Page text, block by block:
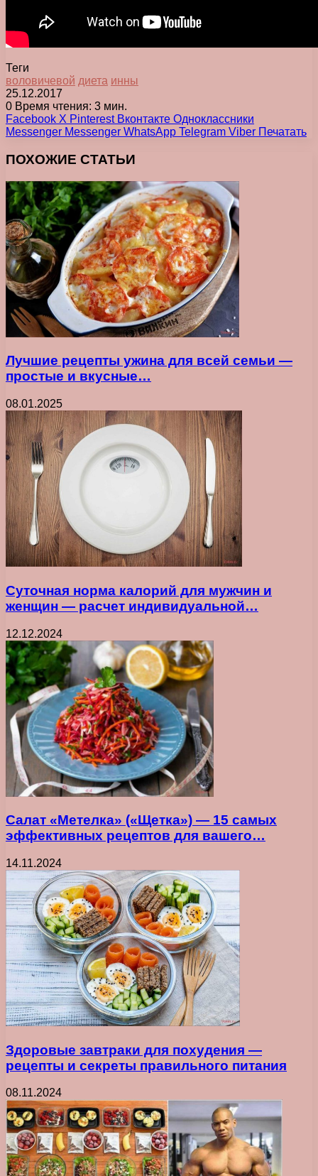
Теги
воловичевой диета инны
25.12.2017
0 Время чтения: 3 мин.
Facebook X Pinterest Вконтакте Одноклассники
Messenger Messenger WhatsApp Telegram Viber Печатать
ПОХОЖИЕ СТАТЬИ
Лучшие рецепты ужина для всей семьи —
простые и вкусные…
08.01.2025
Суточная норма калорий для мужчин и
женщин — расчет индивидуальной…
12.12.2024
Салат «Метелка» («Щетка») — 15 самых
эффективных рецептов для вашего…
14.11.2024
Здоровые завтраки для похудения —
рецепты и секреты правильного питания
08.11.2024